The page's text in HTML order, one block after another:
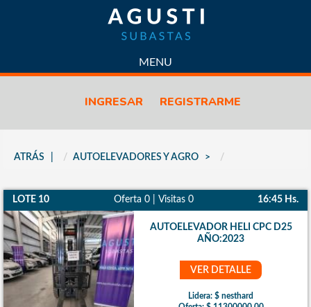
CONTACTO
LICITACIONES
PREDIO LOGÍSTICO
QUIÉNES SOMOS
POLÍTICA DE CALIDAD
POLITICAS DE PRIVACIDAD
CÓMO FUNCIONA
PREGUNTAS FRECUENTES
MENU
INGRESAR REGISTRARME
ATRÁS AUTOELEVADORES Y AGRO
LOTE 10 Oferta 0 | Visitas 0 16:45 Hs.
AUTOELEVADOR HELI CPC D25
AÑO:2023
VER DETALLE
Lidera: $ nesthard